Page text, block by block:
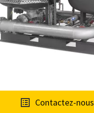
Contactez-nous